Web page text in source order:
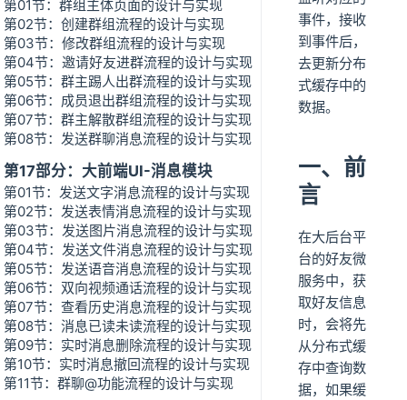
第01节：群组主体页面的设计与实现
第02节：创建群组流程的设计与实现
第03节：修改群组流程的设计与实现
第04节：邀请好友进群流程的设计与实现
第05节：群主踢人出群流程的设计与实现
第06节：成员退出群组流程的设计与实现
第07节：群主解散群组流程的设计与实现
第08节：发送群聊消息流程的设计与实现
第17部分：大前端UI-消息模块
第01节：发送文字消息流程的设计与实现
第02节：发送表情消息流程的设计与实现
第03节：发送图片消息流程的设计与实现
第04节：发送文件消息流程的设计与实现
第05节：发送语音消息流程的设计与实现
第06节：双向视频通话流程的设计与实现
第07节：查看历史消息流程的设计与实现
第08节：消息已读未读流程的设计与实现
第09节：实时消息删除流程的设计与实现
第10节：实时消息撤回流程的设计与实现
第11节：群聊@功能流程的设计与实现
事件，接收
到事件后，
去更新分布
式缓存中的
数据。
一、前
言
在大后台平
台的好友微
服务中，获
取好友信息
时，会将先
从分布式缓
存中查询数
据，如果缓